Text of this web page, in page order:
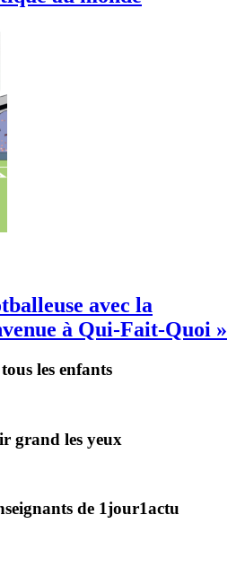
avec la
à Qui-Fait-Quoi »
les enfants
grand les yeux
de 1jour1actu